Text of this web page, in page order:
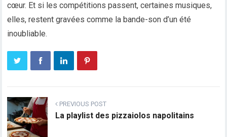
cœur. Et si les compétitions passent, certaines musiques,
elles, restent gravées comme la bande-son d’un été
inoubliable.
PREVIOUS POST
La playlist des pizzaiolos napolitains